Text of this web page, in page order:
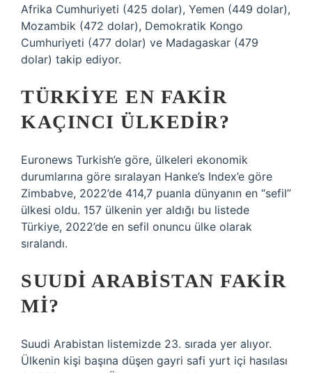
Afrika Cumhuriyeti (425 dolar), Yemen (449 dolar),
Mozambik (472 dolar), Demokratik Kongo
Cumhuriyeti (477 dolar) ve Madagaskar (479
dolar) takip ediyor.
TÜRKIYE EN FAKIR
KAÇINCI ÜLKEDIR?
Euronews Turkish’e göre, ülkeleri ekonomik
durumlarına göre sıralayan Hanke’s Index’e göre
Zimbabve, 2022’de 414,7 puanla dünyanın en “sefil”
ülkesi oldu. 157 ülkenin yer aldığı bu listede
Türkiye, 2022’de en sefil onuncu ülke olarak
sıralandı.
SUUDI ARABISTAN FAKIR
MI?
Suudi Arabistan listemizde 23. sırada yer alıyor.
Ülkenin kişi başına düşen gayri safi yurt içi hasılası